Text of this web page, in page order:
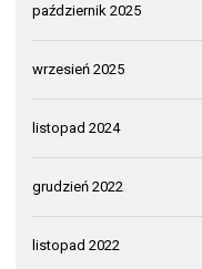
październik 2025
wrzesień 2025
listopad 2024
grudzień 2022
listopad 2022